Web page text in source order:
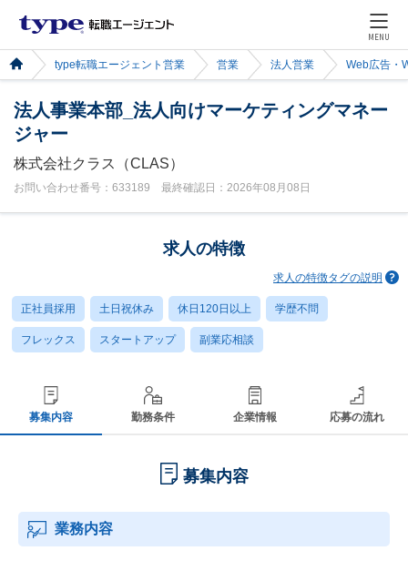
MENU
type転職エージェント営業 営業 法人営業 Web広告・
法人事業本部_法人向けマーケティングマネー
ジャー
株式会社クラス（CLAS）
お問い合わせ番号：633189 最終確認日：2026年08月08日
求人の特徴
求人の特徴タグの説明
正社員採用 土日祝休み 休日120日以上 学歴不問
フレックス スタートアップ 副業応相談
募集内容 勤務条件 企業情報 応募の流れ
募集内容
業務内容